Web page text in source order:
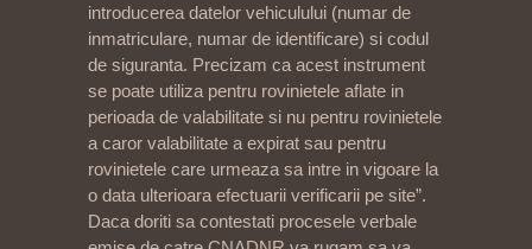
introducerea datelor vehiculului (numar de
inmatriculare, numar de identificare) si codul
de siguranta. Precizam ca acest instrument
se poate utiliza pentru rovinietele aflate in
perioada de valabilitate si nu pentru rovinietele
a caror valabilitate a expirat sau pentru
rovinietele care urmeaza sa intre in vigoare la
o data ulterioara efectuarii verificarii pe site”.
Daca doriti sa contestati procesele verbale